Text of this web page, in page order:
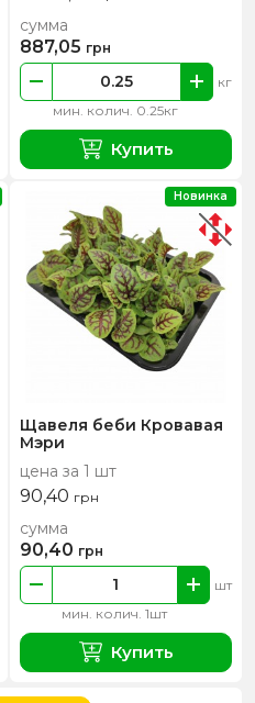
мин. колич. 0.25кг
кг
сумма
887,05 грн
Купить
Щавеля беби Кровавая
Мэри
цена за 1 шт
90,40 грн
мин. колич. 1шт
шт
сумма
90,40 грн
Купить
Новинка